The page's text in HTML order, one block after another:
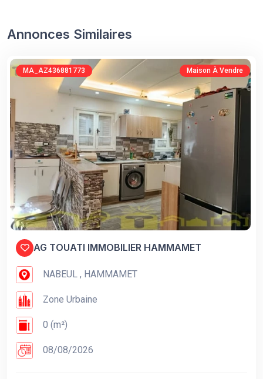
Annonces Similaires
MA_AZ436881773 Maison À Vendre
AG TOUATI IMMOBILIER HAMMAMET
NABEUL , HAMMAMET
Zone Urbaine
0 (m²)
08/08/2026